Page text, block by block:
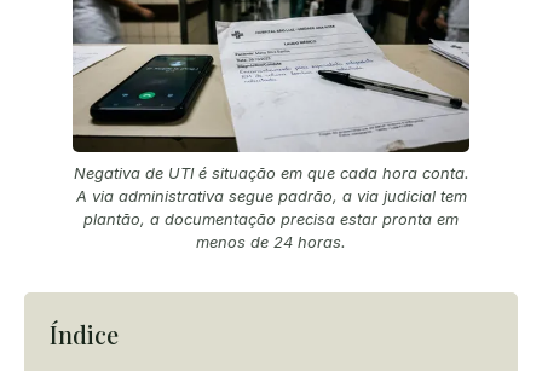
Negativa de UTI é situação em que cada hora conta.
A via administrativa segue padrão, a via judicial tem
plantão, a documentação precisa estar pronta em
menos de 24 horas.
Índice